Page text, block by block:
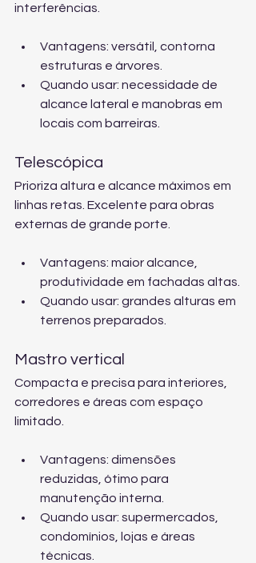
interferências.
Vantagens: versátil, contorna
estruturas e árvores.
Quando usar: necessidade de
alcance lateral e manobras em
locais com barreiras.
Telescópica
Prioriza altura e alcance máximos em
linhas retas. Excelente para obras
externas de grande porte.
Vantagens: maior alcance,
produtividade em fachadas altas.
Quando usar: grandes alturas em
terrenos preparados.
Mastro vertical
Compacta e precisa para interiores,
corredores e áreas com espaço
limitado.
Vantagens: dimensões
reduzidas, ótimo para
manutenção interna.
Quando usar: supermercados,
condomínios, lojas e áreas
técnicas.